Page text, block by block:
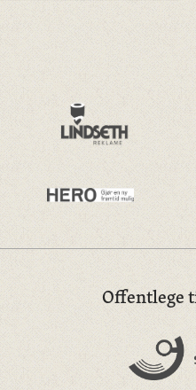
Offentlege